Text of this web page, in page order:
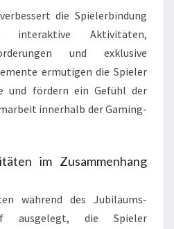
die Spielerbindung
interaktive Aktivitäten,
und exklusive
ermutigen die Spieler
und fördern ein Gefühl der
innerhalb der Gaming-
im Zusammenhang
während des Jubiläums-
ausgelegt, die Spieler